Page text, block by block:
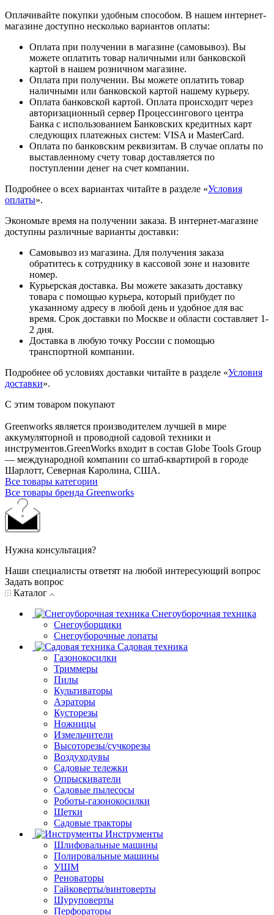
Оплачивайте покупки удобным способом. В нашем интернет-
магазине доступно несколько вариантов оплаты:
Оплата при получении в магазине (самовывоз). Вы
можете оплатить товар наличными или банковской
картой в нашем розничном магазине.
Оплата при получении. Вы можете оплатить товар
наличными или банковской картой нашему курьеру.
Оплата банковской картой. Оплата происходит через
авторизационный сервер Процессингового центра
Банка с использованием Банковских кредитных карт
следующих платежных систем: VISA и MasterCard.
Оплата по банковским реквизитам. В случае оплаты по
выставленному счету товар доставляется по
поступлении денег на счет компании.
Подробнее о всех вариантах читайте в разделе «Условия
оплаты».
Экономьте время на получении заказа. В интернет-магазине
доступны различные варианты доставки:
Самовывоз из магазина. Для получения заказа
обратитесь к сотруднику в кассовой зоне и назовите
номер.
Курьерская доставка. Вы можете заказать доставку
товара с помощью курьера, который прибудет по
указанному адресу в любой день и удобное для вас
время. Срок доставки по Москве и области составляет 1-
2 дня.
Доставка в любую точку России с помощью
транспортной компании.
Подробнее об условиях доставки читайте в разделе «Условия
доставки».
С этим товаром покупают
Greenworks является производителем лучшей в мире
аккумуляторной и проводной садовой техники и
инструментов.GreenWorks входит в состав Globe Tools Group
— международной компании со штаб-квартирой в городе
Шарлотт, Северная Каролина, США.
Все товары категории
Все товары бренда Greenworks
Нужна консультация?
Наши специалисты ответят на любой интересующий вопрос
Задать вопрос
Каталог
Снегоуборочная техника
Снегоуборщики
Снегоуборочные лопаты
Садовая техника
Газонокосилки
Триммеры
Пилы
Культиваторы
Аэраторы
Кусторезы
Ножницы
Измельчители
Высоторезы/сучкорезы
Воздуходувы
Садовые тележки
Опрыскиватели
Садовые пылесосы
Роботы-газонокосилки
Щетки
Садовые тракторы
Инструменты
Шлифовальные машины
Полировальные машины
УШМ
Реноваторы
Гайковерты/винтоверты
Шуруповерты
Перфораторы